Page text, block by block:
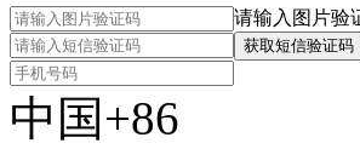
请输入图片验
获取短信验证码
中国+86